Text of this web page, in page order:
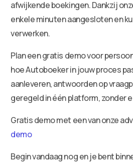
afwijkende boekingen. Dankzij
enkele minuten aangesloten en
verwerken.
Plan een gratis demo voor
hoe Autoboeker in jouw proces
aanleveren, antwoorden op
geregeld in één platform, zonder
Gratis demo met een van onze
demo
Begin vandaag nog en je bent